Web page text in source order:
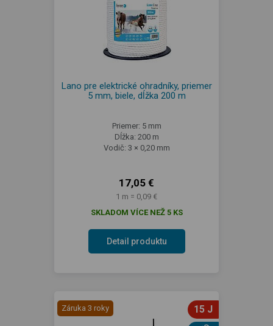
Lano pre elektrické ohradníky, priemer
5 mm, biele, dĺžka 200 m
Priemer: 5 mm
Dĺžka: 200 m
Vodič: 3 × 0,20 mm
17,05 €
1 m = 0,09 €
SKLADOM VÍCE NEŽ 5 KS
Detail produktu
Záruka 3 roky 15 J